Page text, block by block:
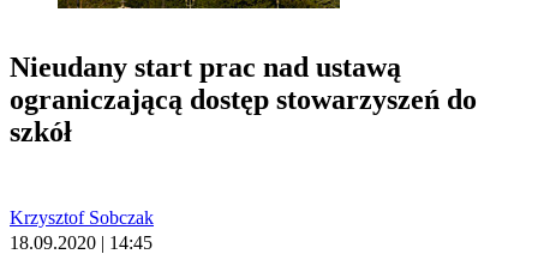
Nieudany start prac nad ustawą
ograniczającą dostęp stowarzyszeń do
szkół
Krzysztof Sobczak
18.09.2020 | 14:45